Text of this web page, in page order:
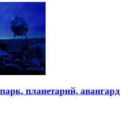
планетарий, авангард